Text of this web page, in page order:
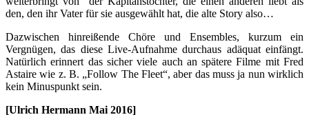
den, den ihr Vater für sie ausgewählt hat, die alte Story also…
Dazwischen hinreißende Chöre und Ensembles, kurzum ein
Vergnügen, das diese Live-Aufnahme durchaus adäquat einfängt.
Natürlich erinnert das sicher viele auch an spätere Filme mit Fred
Astaire wie z. B. „Follow The Fleet“, aber das muss ja nun wirklich
kein Minuspunkt sein.
[Ulrich Hermann Mai 2016]